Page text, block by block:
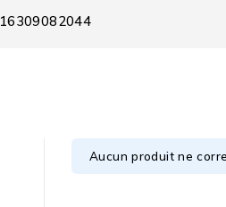
Aucun produit ne